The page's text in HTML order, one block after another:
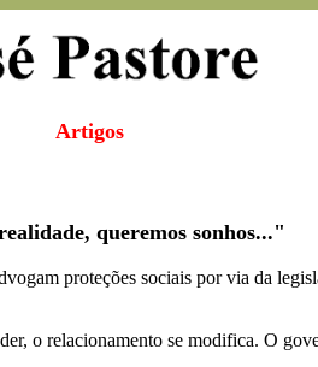
Artigos
queremos sonhos..."
proteções sociais por via da
o relacionamento se modifica. O